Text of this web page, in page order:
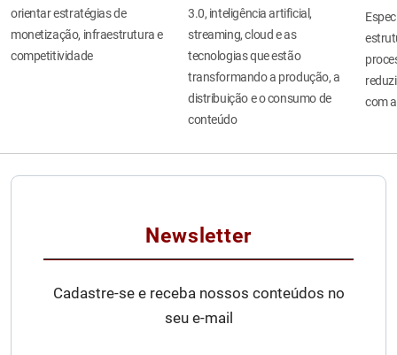
orientar estratégias de
monetização, infraestrutura e
competitividade
3.0, inteligência artificial,
streaming, cloud e as
tecnologias que estão
transformando a produção, a
distribuição e o consumo de
conteúdo
com
Newsletter
Cadastre-se e receba nossos conteúdos no
seu e-mail